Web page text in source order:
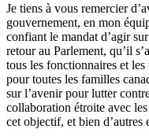
Je tiens à vous remercier
gouvernement, en mon
confiant le mandat d’agir
retour au Parlement, qu’il
tous les fonctionnaires et
pour toutes les familles
sur l’avenir pour lutter
collaboration étroite avec
cet objectif, et bien d’autres